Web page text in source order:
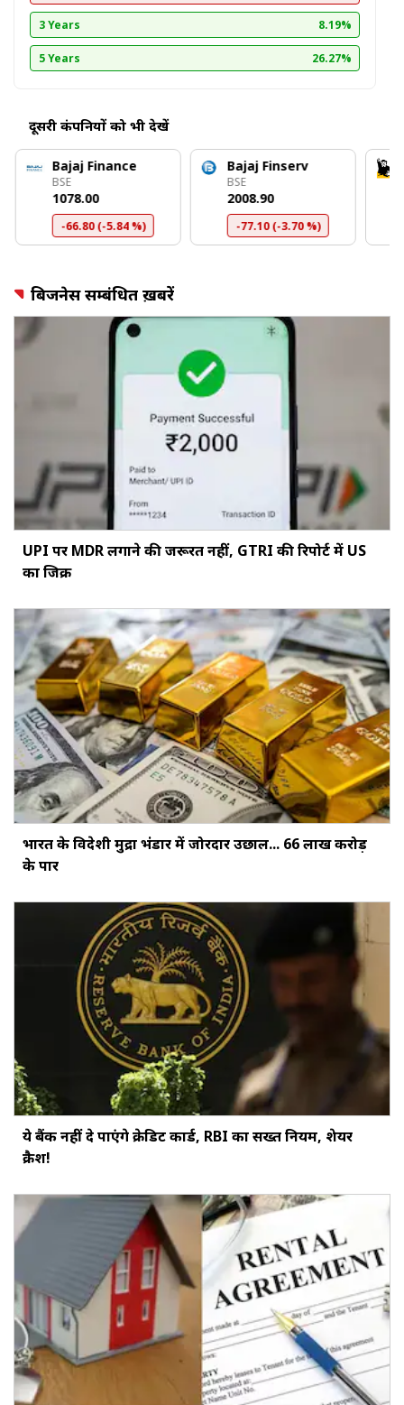
3 Years 8.19%
5 Years 26.27%
दूसरी कंपनियों को भी देखें
Bajaj Finance
BSE
₹1078.00
-66.80 (-5.84 %)
Bajaj Finserv
BSE
₹2008.90
-77.10 (-3.70 %)
बिजनेस सम्बंधित ख़बरें
UPI पर MDR लगाने की जरूरत नहीं, GTRI की रिपोर्ट में US
का जिक्र
भारत के विदेशी मुद्रा भंडार में जोरदार उछाल... ₹66 लाख करोड़
के पार
ये बैंक नहीं दे पाएंगे क्रेडिट कार्ड, RBI का सख्‍त नियम, शेयर
क्रैश!